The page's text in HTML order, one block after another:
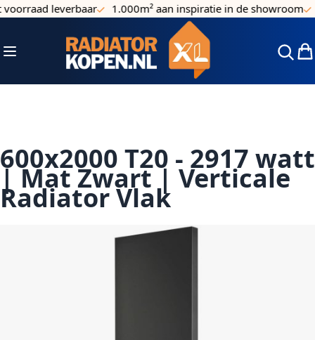
Ga naar de inhoud
leverbaar 1.000m² aan inspiratie in de showroom
Toggle Nav
600x2000 T20 - 2917 watt
| Mat Zwart | Verticale
Radiator Vlak